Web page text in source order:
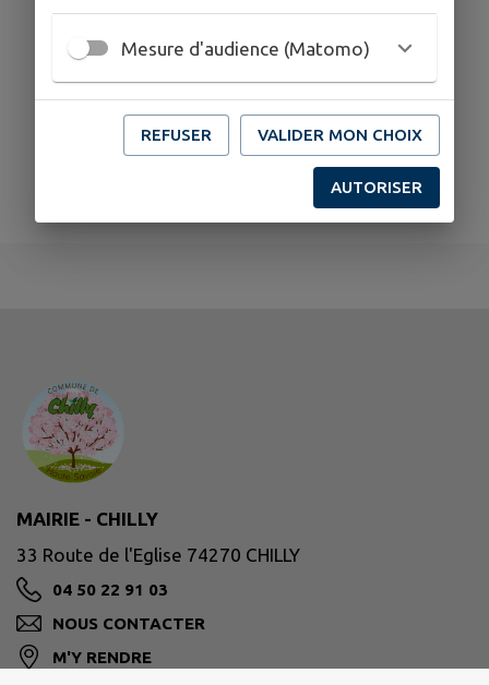
MAIRIE - CHILLY
33 Route de l'Eglise 74270 CHILLY
04 50 22 91 03
NOUS CONTACTER
M'Y RENDRE
Mesure d'audience (Matomo)
REFUSER VALIDER MON CHOIX
AUTORISER